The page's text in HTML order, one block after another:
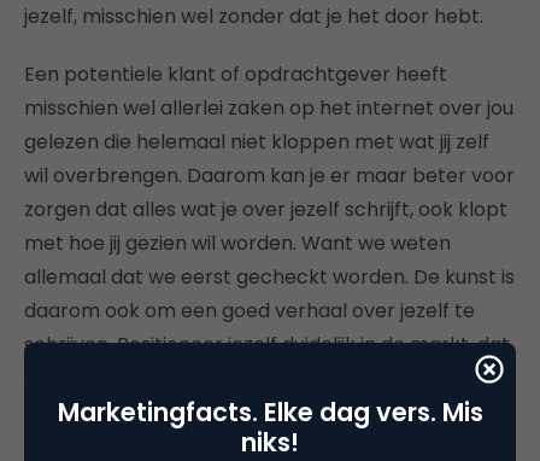
jezelf, misschien wel zonder dat je het door hebt.
Een potentiele klant of opdrachtgever heeft
misschien wel allerlei zaken op het internet over jou
gelezen die helemaal niet kloppen met wat jij zelf
wil overbrengen. Daarom kan je er maar beter voor
zorgen dat alles wat je over jezelf schrijft, ook klopt
met hoe jij gezien wil worden. Want we weten
allemaal dat we eerst gecheckt worden. De kunst is
daarom ook om een goed verhaal over jezelf te
schrijven. Positioneer jezelf duidelijk in de markt, dat
iedereen duidelijk weet wat jouw capaciteiten zijn.
Als jouw verhaal duidelijk is, gaan mensen je
herkennen als expert en daarom creëer je
Marketingfacts. Elke dag vers. Mis
niks!